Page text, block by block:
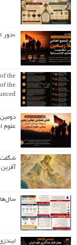
«دور
the
the
علوم
شگفت
آفرین
سال‌ها